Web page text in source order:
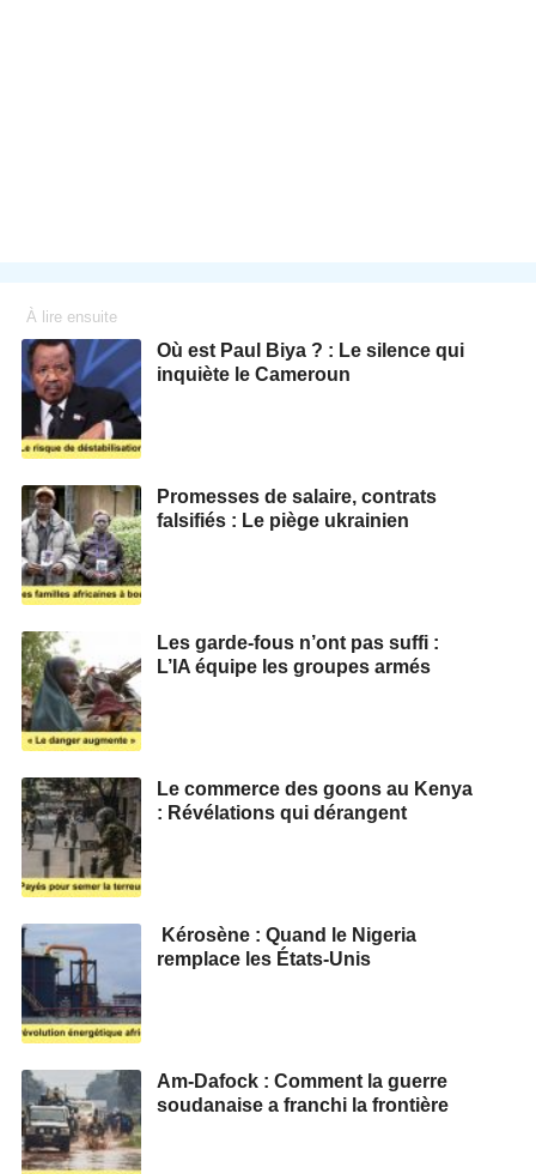
À lire ensuite
Où est Paul Biya ? : Le silence qui
inquiète le Cameroun
Promesses de salaire, contrats
falsifiés : Le piège ukrainien
Les garde-fous n’ont pas suffi :
L’IA équipe les groupes armés
Le commerce des goons au Kenya
: Révélations qui dérangent
Kérosène : Quand le Nigeria
remplace les États-Unis
Am-Dafock : Comment la guerre
soudanaise a franchi la frontière